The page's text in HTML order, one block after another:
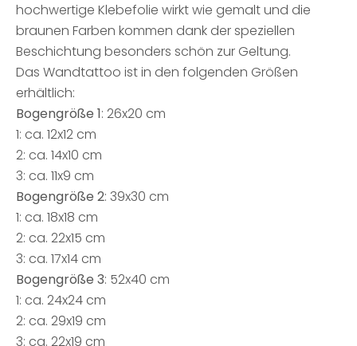
hochwertige Klebefolie wirkt wie gemalt und die
braunen Farben kommen dank der speziellen
Beschichtung besonders schön zur Geltung.
Das Wandtattoo ist in den folgenden Größen
erhältlich:
Bogengröße 1: 26x20 cm
1: ca. 12x12 cm
2: ca. 14x10 cm
3: ca. 11x9 cm
Bogengröße 2: 39x30 cm
1: ca. 18x18 cm
2: ca. 22x15 cm
3: ca. 17x14 cm
Bogengröße 3: 52x40 cm
1: ca. 24x24 cm
2: ca. 29x19 cm
3: ca. 22x19 cm